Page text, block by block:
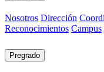
Nosotros Dirección
Reconocimientos Campus
Pregrado